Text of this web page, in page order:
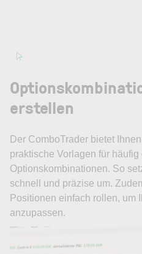
erstellen
Der ComboTrader bietet
praktische Vorlagen für häufig
Optionskombinationen. So
schnell und präzise um.
Positionen einfach rollen, um
anzupassen.